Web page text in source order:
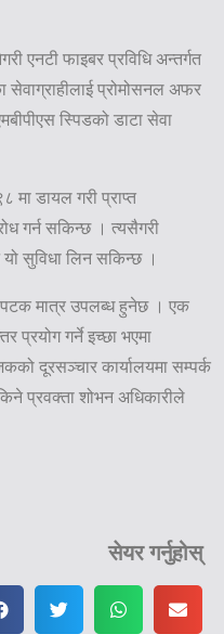
एनटी फाइबर प्रविधि अन्तर्गत
सेवाग्राहीलाई प्रोमोसनल अफर
स्पिडको डाटा सेवा
मा डायल गरी प्राप्त
गर्न सकिन्छ । त्यसैगरी
सुविधा लिन सकिन्छ ।
पटक मात्र उपलब्ध हुनेछ । एक
प्रयोग गर्ने इच्छा भएमा
दूरसञ्चार कार्यालयमा सम्पर्क
प्रवक्ता शोभन अधिकारीले
सेयर गर्नुहोस्